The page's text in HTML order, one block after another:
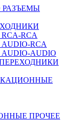
РАЗЪЕМЫ
RCA
RCA
AUDIO
ПРОЧЕЕ